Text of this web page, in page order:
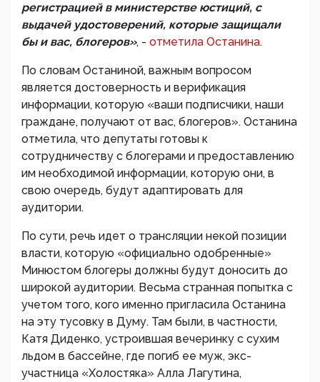
регистрацией в министерстве юстиций, с
выдачей удостоверений, которые защищали
бы и вас, блогеров», - отметила Останина.
По словам Останиной, важным вопросом
является достоверность и верификация
информации, которую «ваши подписчики, наши
граждане, получают от вас, блогеров». Останина
отметила, что депутаты готовы к
сотрудничеству с блогерами и предоставлению
им необходимой информации, которую они, в
свою очередь, будут адаптировать для
аудитории.
По сути, речь идет о трансляции некой позиции
власти, которую «официально одобренные»
Минюстом блогеры должны будут доносить до
широкой аудитории. Весьма странная попытка с
учетом того, кого именно пригласила Останина
на эту тусовку в Думу. Там были, в частности,
Катя Диденко, устроившая вечеринку с сухим
льдом в бассейне, где погиб ее муж, экс-
участница «Холостяка» Алла Лагутина,